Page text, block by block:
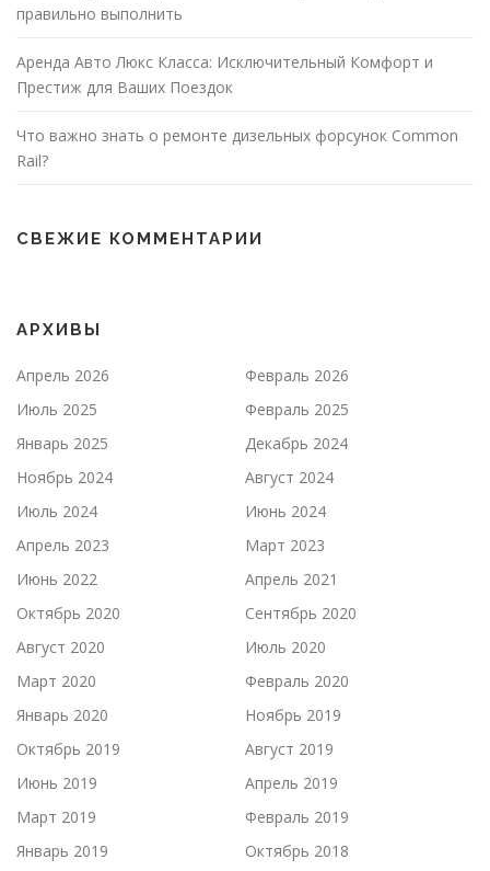
правильно выполнить
Аренда Авто Люкс Класса: Исключительный Комфорт и
Престиж для Ваших Поездок
Что важно знать о ремонте дизельных форсунок Common
Rail?
СВЕЖИЕ КОММЕНТАРИИ
АРХИВЫ
Апрель 2026
Февраль 2026
Июль 2025
Февраль 2025
Январь 2025
Декабрь 2024
Ноябрь 2024
Август 2024
Июль 2024
Июнь 2024
Апрель 2023
Март 2023
Июнь 2022
Апрель 2021
Октябрь 2020
Сентябрь 2020
Август 2020
Июль 2020
Март 2020
Февраль 2020
Январь 2020
Ноябрь 2019
Октябрь 2019
Август 2019
Июнь 2019
Апрель 2019
Март 2019
Февраль 2019
Январь 2019
Октябрь 2018